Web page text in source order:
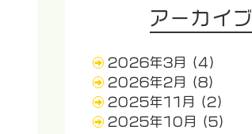
アーカイブ
2026年3月
(4)
2026年2月
(8)
2025年11月
(2)
2025年10月
(5)